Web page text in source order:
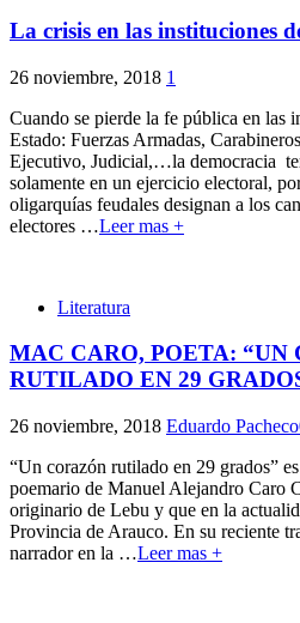
La crisis en las instituciones
26 noviembre, 2018 1
Cuando se pierde la fe pública en las
Estado: Fuerzas Armadas,
Ejecutivo, Judicial,…la democracia
solamente en un ejercicio electoral,
oligarquías feudales designan a los
electores …Leer mas +
Literatura
MAC CARO, POETA: “UN
RUTILADO EN 29
26 noviembre, 2018 Eduardo Pacheco
“Un corazón rutilado en 29 grados”
poemario de Manuel Alejandro Caro
originario de Lebu y que en la
Provincia de Arauco. En su reciente
narrador en la …Leer mas +